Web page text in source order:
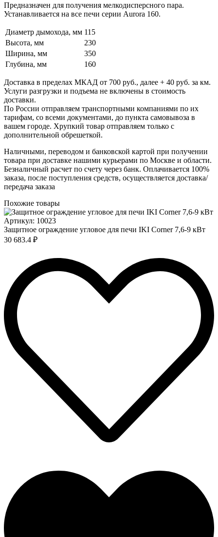
Предназначен для получения мелкодисперсного пара.
Устанавливается на все печи серии Aurora 160.
Диаметр дымохода, мм 115
Высота, мм
230
Ширина, мм
350
Глубина, мм
160
Доставка в пределах МКАД от 700 руб., далее + 40 руб. за км.
Услуги разгрузки и подъема не включены в стоимость
доставки.
По России отправляем транспортными компаниями по их
тарифам, со всеми документами, до пункта самовывоза в
вашем городе. Хрупкий товар отправляем только с
дополнительной обрешеткой.
Наличными, переводом и банковской картой при получении
товара при доставке нашими курьерами по Москве и области.
Безналичный расчет по счету через банк. Оплачивается 100%
заказа, после поступления средств, осуществляется доставка/
передача заказа
Похожие товары
Артикул: 10023
Защитное ограждение угловое для печи IKI Corner 7,6-9 кВт
30 683.4 ₽